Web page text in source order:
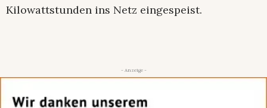
Kilowattstunden ins Netz eingespeist.
- Anzeige -